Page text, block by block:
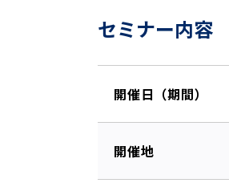
セミナー内容
開催日（期間）
開催地